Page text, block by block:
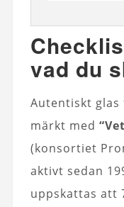
vad du
Autentiskt glas
märkt med
(konsortiet
aktivt sedan
uppskattas att